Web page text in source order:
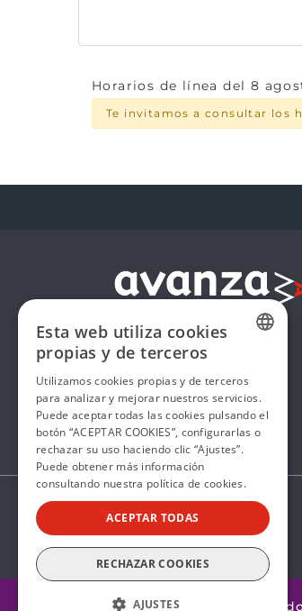
Horarios de línea del 8
Te invitamos a consultar los
@2026 Avanza by Mobility ADO.
SPANISH
Esta web utiliza cookies
propias y de terceros
Utilizamos cookies propias y de terceros
para analizar y mejorar nuestros servicios.
Puede aceptar todas las cookies pulsando el
botón “ACEPTAR COOKIES”, configurarlas o
rechazar su uso haciendo clic “Ajustes”.
Puede obtener más información
consultando nuestra política de cookies.
ACEPTAR TODAS
RECHAZAR COOKIES
AJUSTES